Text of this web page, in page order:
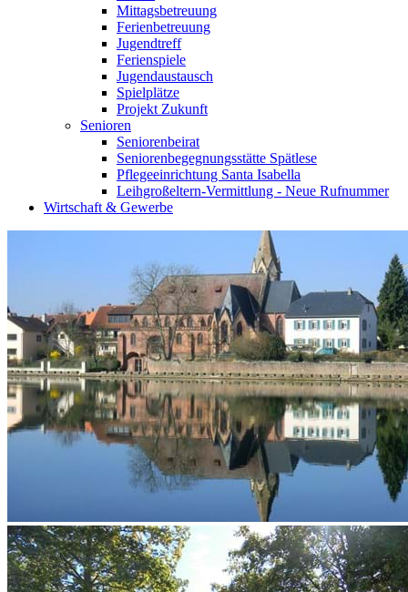
Mittagsbetreuung
Ferienbetreuung
Jugendtreff
Ferienspiele
Jugendaustausch
Spielplätze
Projekt Zukunft
Senioren
Seniorenbeirat
Seniorenbegegnungsstätte Spätlese
Pflegeeinrichtung Santa Isabella
Leihgroßeltern-Vermittlung - Neue Rufnummer
Wirtschaft & Gewerbe